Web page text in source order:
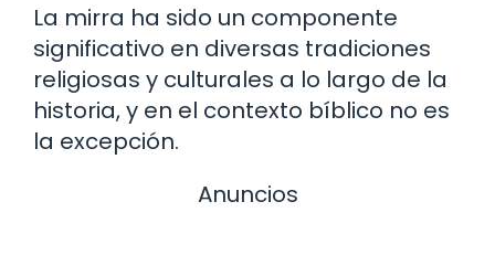
La mirra ha sido un componente
significativo en diversas tradiciones
religiosas y culturales a lo largo de la
historia, y en el contexto bíblico no es
la excepción.
Anuncios